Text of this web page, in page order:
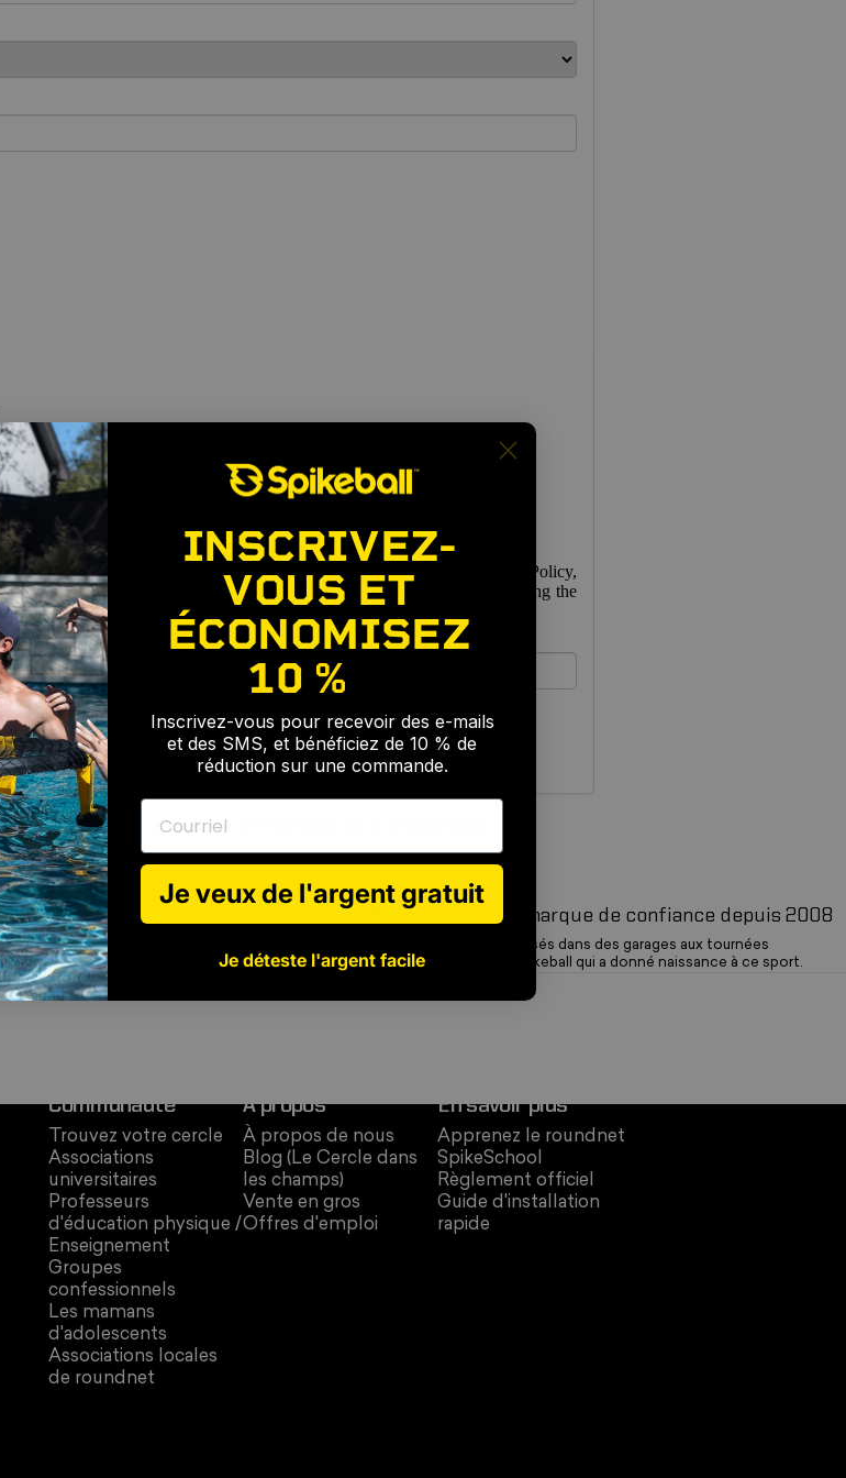
else, or any other website(s)*
Content License Submission Policy, Terms of Use, and Privacy Policy,
Spikeball through this electronic form is true and accurate. Without limiting the
Submit
|Conditions d'utilisation
et gratuite
aux États-Unis pour toute commande de 75 $
de service cachés.
OG Brand. Une marque de confiance depuis 2008
Des tournois organisés dans des garages aux tournées
mondiales, c'est Spikeball qui a donné naissance à ce sport.
Communauté
Trouvez votre cercle
Associations
universitaires
Professeurs
d'éducation physique /
Enseignement
Groupes
confessionnels
Les mamans
d'adolescents
Associations locales
de roundnet
À propos
À propos de nous
Blog (Le Cercle dans
les champs)
Vente en gros
Offres d'emploi
En savoir plus
Apprenez le roundnet
SpikeSchool
Règlement officiel
Guide d'installation
rapide
INSCRIVEZ-
VOUS ET
ÉCONOMISEZ
10 %
Inscrivez-vous pour recevoir des e-mails
et des SMS, et bénéficiez de 10 % de
réduction sur une commande.
Courriel
Je veux de l'argent gratuit
Je déteste l'argent facile